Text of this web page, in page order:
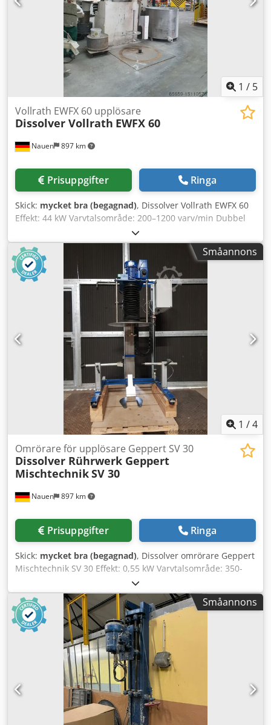
1 / 5
Nauen 897 km
Vollrath EWFX 60 upplösare
Dissolver Vollrath EWFX 60
Prisuppgifter Ringa
Skick: mycket bra (begagnad), Dissolver Vollrath EWFX 60
Effekt: 44 kW Varvtalsområde: 200–1200 varv/min Dubbel
tandad skiva med väggskrapa Elskåp med
frekvensomriktare Djdpfx Aijrqfqtefjkr 2 x rostfria
blandningstankar, vardera 1 350 liter Mycket gott skick,
direkt från produktion!
Småannons
1 /4
Nauen 897 km
Omrörare för upplösare Geppert SV 30
Dissolver Rührwerk Geppert
MischtechnikSV 30
Prisuppgifter Ringa
Skick: mycket bra (begagnad), Dissolver omrörare Geppert
Mischtechnik SV 30 Effekt: 0,55 kW Varvtalsområde: 350-
1500 varv/min Dodpot Eq Dhefx Aifokr Styrskåp med
integrerad frekvensomriktare Mobil, lätt att flytta på hjul
Mycket gott skick, direkt från produktionen!!! Småannons